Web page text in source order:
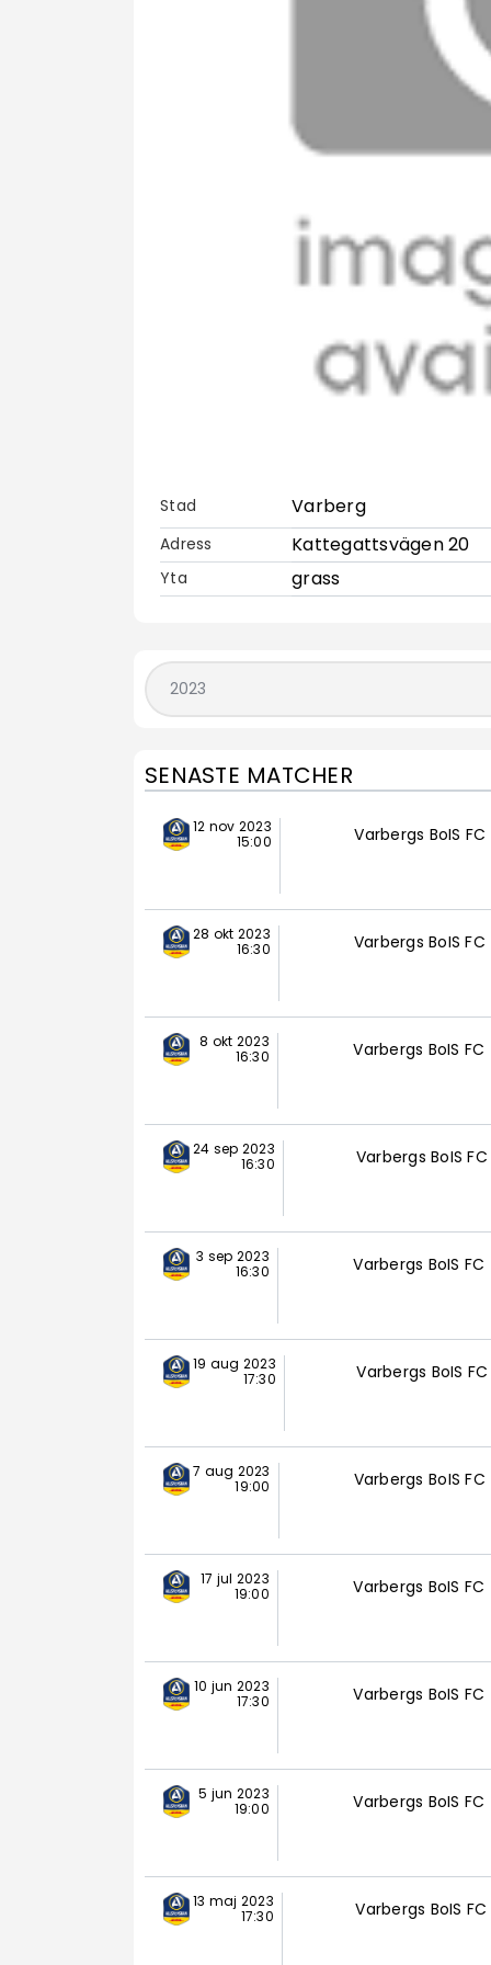
Stad Varberg
Adress Kattegattsvägen 20
Yta grass
SENASTE MATCHER
12 nov 2023
15:00
Varbergs BoIS FC
28 okt 2023
16:30
Varbergs BoIS FC
8 okt 2023
16:30
Varbergs BoIS FC
24 sep 2023
16:30
Varbergs BoIS FC
3 sep 2023
16:30
Varbergs BoIS FC
19 aug 2023
17:30
Varbergs BoIS FC
7 aug 2023
19:00
Varbergs BoIS FC
17 jul 2023
19:00
Varbergs BoIS FC
10 jun 2023
17:30
Varbergs BoIS FC
5 jun 2023
19:00
Varbergs BoIS FC
13 maj 2023
17:30
Varbergs BoIS FC